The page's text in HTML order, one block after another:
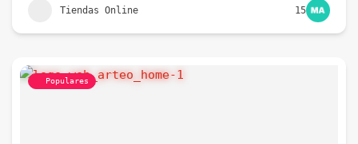
Tiendas Online 15
Populares